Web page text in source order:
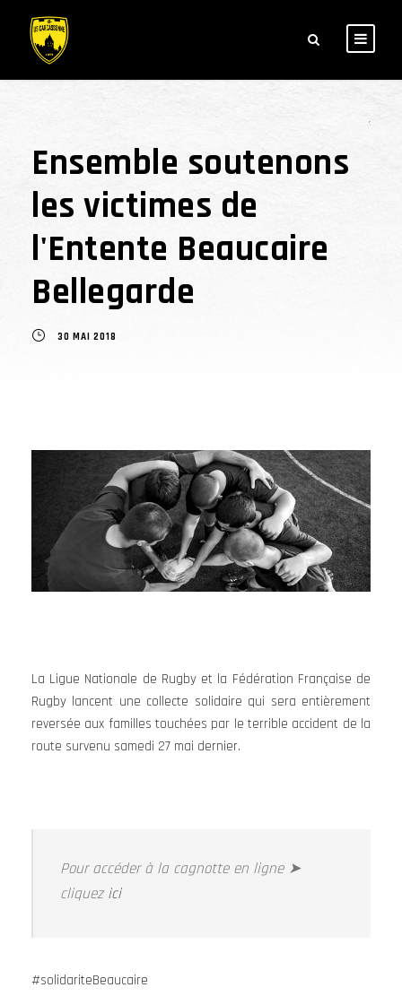
Ensemble soutenons
les victimes de
l'Entente Beaucaire
Bellegarde
30 MAI 2018
La Ligue Nationale de Rugby​ et la Fédération Française de
Rugby​ lancent une collecte solidaire qui sera entièrement
reversée aux familles touchées par le terrible accident de la
route survenu samedi 27 mai dernier.
Pour accéder à la cagnotte en ligne ➤
cliquez ici
#solidariteBeaucaire